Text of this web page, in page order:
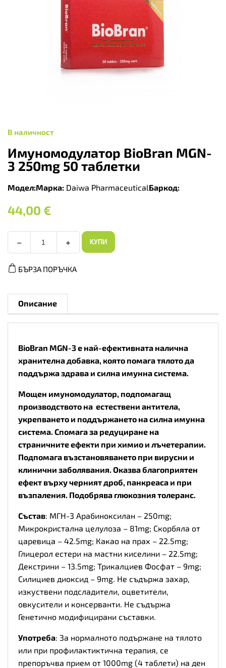
В наличност
Имуномодулатор BioBran MGN-
3 250mg 50 таблетки
Модел:Марка: Daiwa PharmaceuticalБаркод:
44,00 €
−
Имуномодулатор
BioBran
3
таблетки
количество
+ КУПИ
БЪРЗА ПОРЪЧКА
Описание
BioBran MGN-3 е най-ефективната налична
хранителна добавка, която помага тялото да
поддържа здрава и силна имунна система.
Мощен имуномодулатор, подпомагащ
производството на естествени антитела,
укрепването и поддържането на силна имунна
система. Спомага за редуциране на
страничните ефекти при химио и лъчетерапии.
Подпомага възстановяването при вирусни и
клинични заболявания. Оказва благоприятен
ефект върху черният дроб, панкреаса и при
възпаления. Подобрява глюкозния толеранс.
Състав: МГН-3 Арабиноксилан – 250mg;
Микрокристална целулоза – 81mg; Скорбяла от
царевица – 42.5mg; Какао на прах – 22.5mg;
Глицерол естери на мастни киселини – 22.5mg;
Декстрини – 13.5mg; Трикалциев Фосфат – 9mg;
Силициев диоксид – 9mg. Не съдържа захар,
изкуствени подсладители, оцветители,
овкусители и консерванти. Не съдържа
Генетично модифицирани съставки.
Употреба: За нормалното подържане на тялото
или при профилактиктична терапия, се
препоръчва прием от 1000mg (4 таблети) на ден